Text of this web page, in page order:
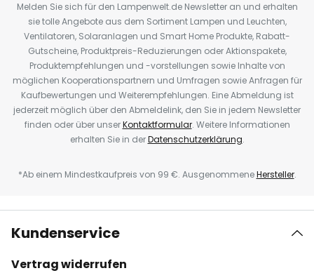
Melden Sie sich für den Lampenwelt.de Newsletter an und erhalten
sie tolle Angebote aus dem Sortiment Lampen und Leuchten,
Ventilatoren, Solaranlagen und Smart Home Produkte, Rabatt-
Gutscheine, Produktpreis-Reduzierungen oder Aktionspakete,
Produktempfehlungen und -vorstellungen sowie Inhalte von
möglichen Kooperationspartnern und Umfragen sowie Anfragen für
Kaufbewertungen und Weiterempfehlungen. Eine Abmeldung ist
jederzeit möglich über den Abmeldelink, den Sie in jedem Newsletter
finden oder über unserKontaktformular. Weitere Informationen
erhalten Sie in derDatenschutzerklärung.
*Ab einem Mindestkaufpreis von 99 €. AusgenommeneHersteller.
Kundenservice
Vertrag widerrufen